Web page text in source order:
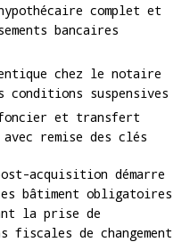
complet et
bancaires
chez le notaire
suspensives
et transfert
remise des clés
acquisition démarre
bâtiment obligatoires
la prise de
fiscales de changement